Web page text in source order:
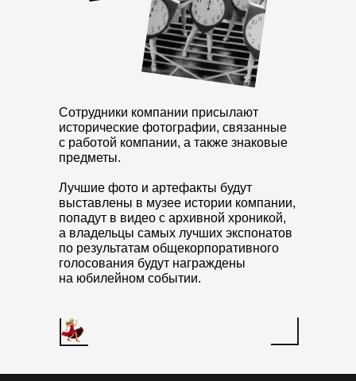
Сотрудники компании присылают
исторические фотографии, связанные
с работой компании, а также знаковые
предметы.
Лучшие фото и артефакты будут
выставлены в музее истории компании,
попадут в видео с архивной хроникой,
а владельцы самых лучших экспонатов
по результатам общекорпоративного
голосования будут награждены
на юбилейном событии.